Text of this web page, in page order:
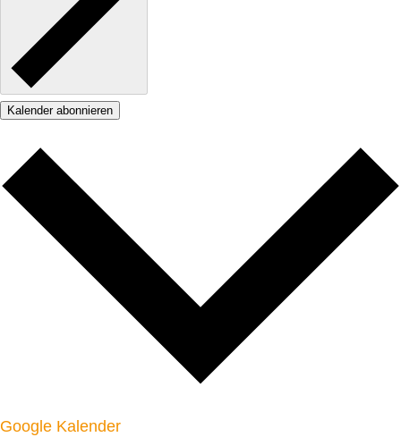
Kalender abonnieren
Google Kalender